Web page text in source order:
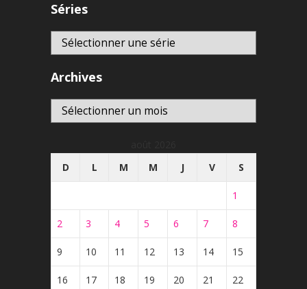
Séries
Archives
Archives
D
L M M J V S
1
2 3 4 5 6 7 8
9 10 11 12 13 14 15
16 17 18 19 20 21 22